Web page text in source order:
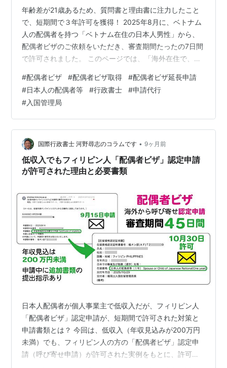
年齢差が21歳あるため、質問書と理由書に注力したこと
で、短期間で３年許可を獲得！ 2025年8月に、ベトナム
人の配偶者を持つ「ベトナム在住の日本人男性」から、
配偶者ビザのご依頼をいただき、審査期間たったの7日間
で許可されました。 このページでは、「海外在住で、ご
配偶者ビザが短期間で許可された、しかも在留期間3年が
もらえた理由と入国管理局に提出した書類について解説
します。（配偶者ビザの審査をするのは入国管理局なの
で、私がこのページで書く内容は、私の経験を基にした
分析です） 先に結論を書くと、年齢差が大きいご夫婦に
配偶者ビザが許可された理由は、「…
#配偶者ビザ #配偶者ビザ取得 #配偶者ビザ延長申請
#日本人の配偶者等 #行政書士 #申請代行
#入国管理局
国際行政書士 河野尋志のコラムです • 9ヶ月前
低収入でもフィリピン人「配偶者ビザ」認定申請
が許可された理由と必要書類
日本人配偶者が個人事業主で低収入だが、フィリピン人
「配偶者ビザ」認定申請が、短期間で許可された対策と
申請書類とは？ 今回は、低収入（年収見込みが200万円
未満）でも、フィリピン人の方の「配偶者ビザ」認定申
請（呼び寄せ申請）が許可された実例をもとに、許可さ